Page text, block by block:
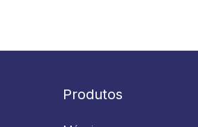
Produtos